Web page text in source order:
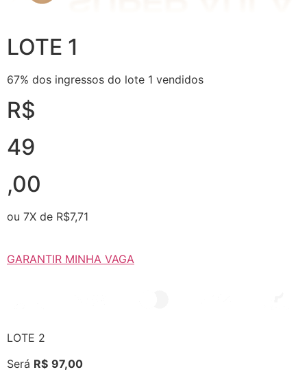
LOTE 1
67% dos ingressos do lote 1 vendidos
R$
49
,00
ou 7X de R$7,71​
GARANTIR MINHA VAGA
LOTE 2
Será R$ 97,00